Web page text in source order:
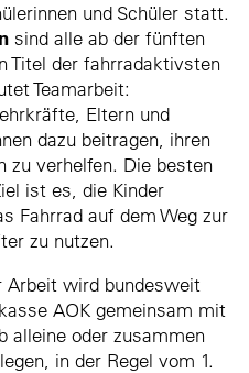
und Schüler statt.
sind alle ab der fünften
Titel der fahrradaktivsten
Teamarbeit:
Eltern und
dazu beitragen, ihren
zu verhelfen. Die besten
ist es, die Kinder
Fahrrad auf dem Weg zur
zu nutzen.
Arbeit wird bundesweit
AOK gemeinsam mit
alleine oder zusammen
in der Regel vom 1.